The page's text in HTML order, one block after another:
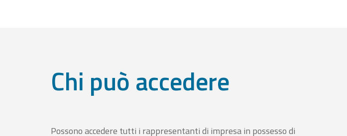
Chi può accedere
Possono accedere tutti i rappresentanti di impresa in possesso di